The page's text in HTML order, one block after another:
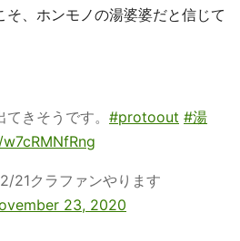
そ、ホンモノの湯婆婆だと信じて
きそうです。 #protoout #湯
21クラファンやります
23, 2020